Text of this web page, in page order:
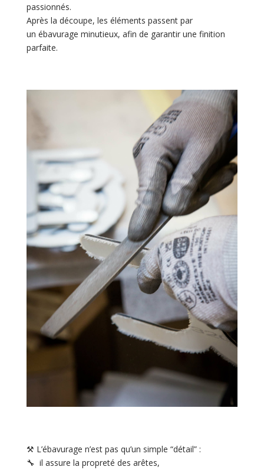
passionnés.
Après la découpe, les éléments passent par
un ébavurage minutieux, afin de garantir une finition
parfaite.
⚒️ L’ébavurage n’est pas qu’un simple “détail” :
🔧 il assure la propreté des arêtes,